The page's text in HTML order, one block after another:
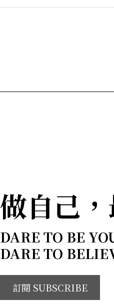
做自己
DARE TO BE
DARE TO
訂閱 SUBSCRIBE